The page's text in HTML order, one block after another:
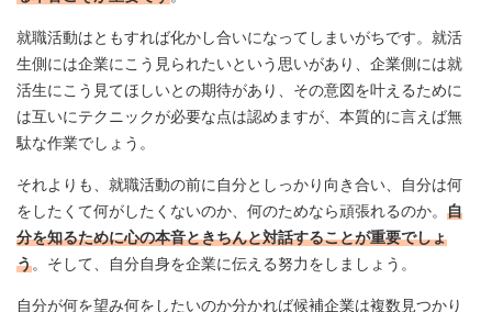
就職活動はともすれば化かし合いになってしまいがちです。就活
生側には企業にこう見られたいという思いがあり、企業側には就
活生にこう見てほしいとの期待があり、その意図を叶えるために
は互いにテクニックが必要な点は認めますが、本質的に言えば無
駄な作業でしょう。
それよりも、就職活動の前に自分としっかり向き合い、自分は何
をしたくて何がしたくないのか、何のためなら頑張れるのか。 自
分を知るために心の本音ときちんと対話することが重要でしょ
う。そして、自分自身を企業に伝える努力をしましょう。
自分が何を望み何をしたいのか分かれば候補企業は複数見つかり